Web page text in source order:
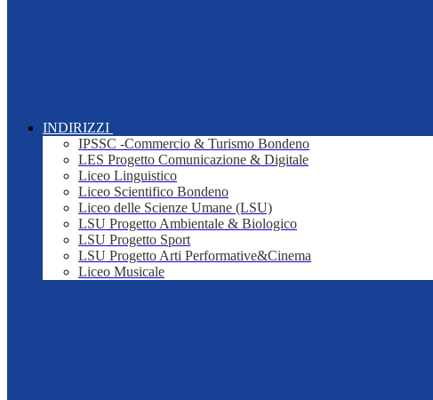
INDIRIZZI
IPSSC -Commercio & Turismo Bondeno
LES Progetto Comunicazione & Digitale
Liceo Linguistico
Liceo Scientifico Bondeno
Liceo delle Scienze Umane (LSU)
LSU Progetto Ambientale & Biologico
LSU Progetto Sport
LSU Progetto Arti Performative&Cinema
Liceo Musicale